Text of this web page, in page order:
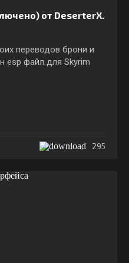
от DeserterX.
переводов брони и
esp файл для Skyrim
295